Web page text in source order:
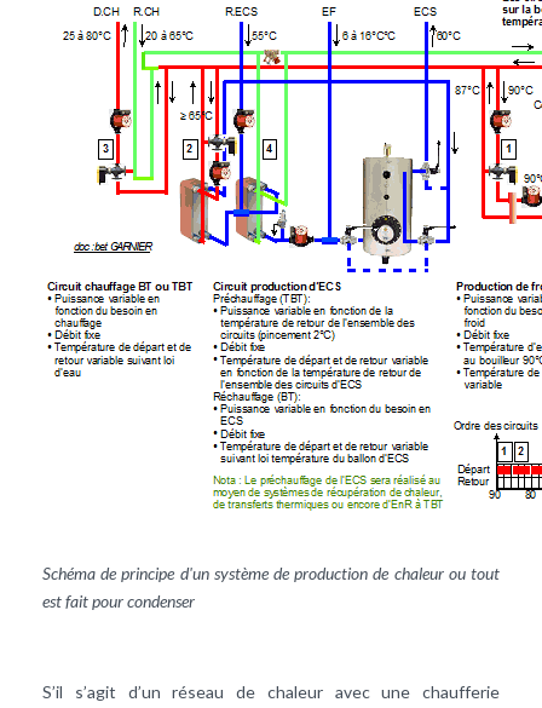
Schéma de principe d'un système de production de chaleur ou tout
est fait pour condenser
S’il s’agit d’un réseau de chaleur avec une chaufferie